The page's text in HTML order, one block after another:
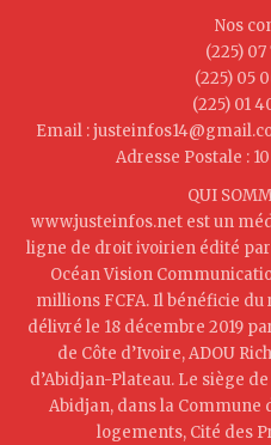
Nos
(225) 07
(225) 05
(225) 01
Email :
Adresse Postale :
QUI
www.justeinfos.net est un
ligne de droit ivoirien édité
Océan Vision
millions FCFA. Il bénéficie
délivré le 18 décembre 2019
de Côte d’Ivoire, ADOU
d’Abidjan-Plateau. Le siège
Abidjan, dans la Commune
logements, Cité des